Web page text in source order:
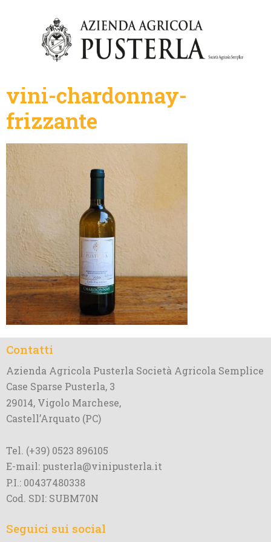
vini-chardonnay-
frizzante
Contatti
Azienda Agricola Pusterla Società Agricola Semplice
Case Sparse Pusterla, 3
29014, Vigolo Marchese,
Castell’Arquato (PC)
Tel. (+39) 0523 896105
E-mail: pusterla@vinipusterla.it
P.I.: 00437480338
Cod. SDI: SUBM70N
Seguici sui social